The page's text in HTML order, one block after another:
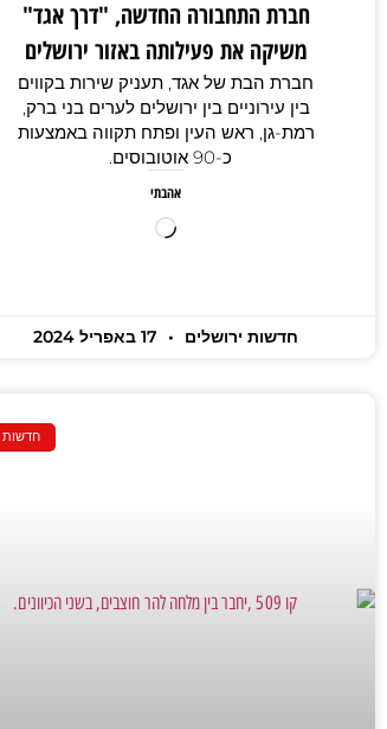
חברת התחבורה החדשה, "דרך אגד"
משיקה את פעילותה באזור ירושלים
חברת הבת של אגד, תעניק שירות בקווים
בין עירוניים בין ירושלים לערים בני ברק,
רמת-גן, ראש העין ופתח תקווה באמצעות
כ-90 אוטובוסים.
אהבתי
חדשות ירושלים
חדשות